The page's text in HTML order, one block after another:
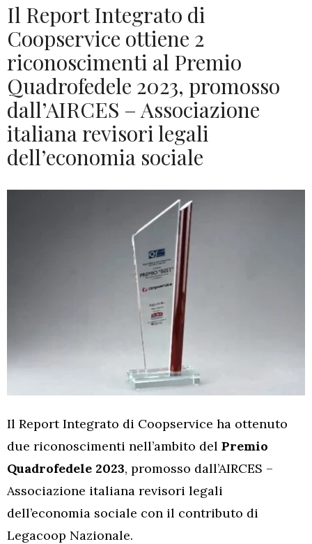
Il Report Integrato di
Coopservice ottiene 2
riconoscimenti al Premio
Quadrofedele 2023, promosso
dall’AIRCES – Associazione
italiana revisori legali
dell’economia sociale
Il Report Integrato di Coopservice ha ottenuto
due riconoscimenti nell’ambito del Premio
Quadrofedele 2023, promosso dall’AIRCES –
Associazione italiana revisori legali
dell’economia sociale con il contributo di
Legacoop Nazionale.